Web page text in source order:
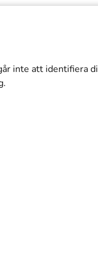
inte att identifiera